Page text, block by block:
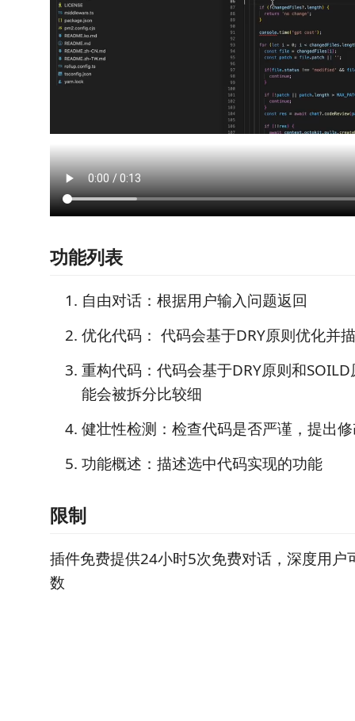
功能列表
自由对话：根据用户输入问题返回
优化代码： 代码会基于DRY原则优化并
重构代码：代码会基于DRY原则和
能会被拆分比较细
健壮性检测：检查代码是否严谨，提出
功能概述：描述选中代码实现的功能
限制
插件免费提供24小时5次免费对话，深度用户
数